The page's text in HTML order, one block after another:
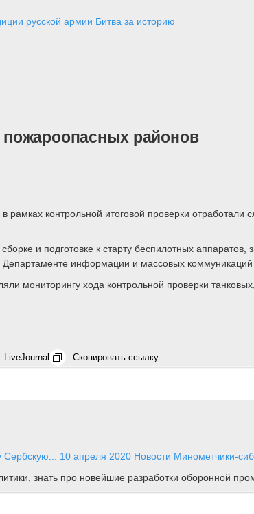
русской армии Битва за историю
районов
контрольной итоговой проверки
и подготовке к старту беспилотных аппаратов,
информации и массовых
мониторингу хода контрольной проверки
LiveJournal Скопировать ссылку
Сербскую... 10 апреля 2020 Новости Минометчики-
знать про новейшие разработки оборонной